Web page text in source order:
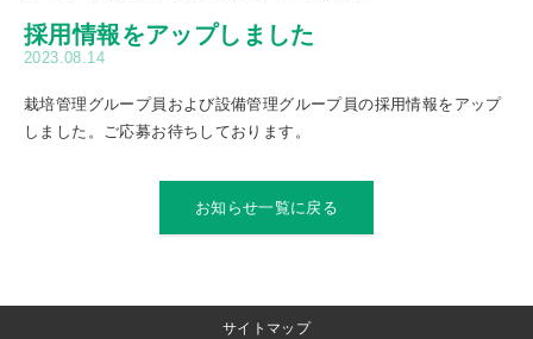
採用情報をアップしました
2023.08.14
栽培管理グループ員および設備管理グループ員の採用情報をアップ
しました。ご応募お待ちしております。
お知らせ一覧に戻る
サイトマップ